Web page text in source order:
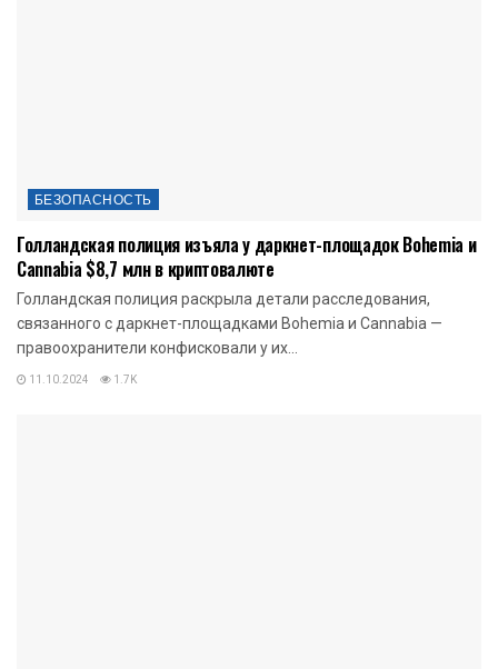
БЕЗОПАСНОСТЬ
Голландская полиция изъяла у даркнет-площадок Bohemia и
Cannabia $8,7 млн в криптовалюте
Голландская полиция раскрыла детали расследования,
связанного с даркнет-площадками Bohemia и Cannabia —
правоохранители конфисковали у их...
11.10.2024 1.7K